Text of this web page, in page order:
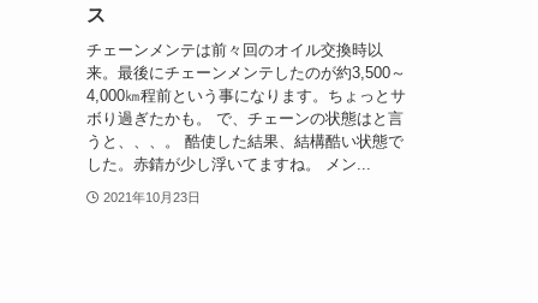
ス
チェーンメンテは前々回のオイル交換時以
来。最後にチェーンメンテしたのが約3,500～
4,000㎞程前という事になります。ちょっとサ
ボり過ぎたかも。 で、チェーンの状態はと言
うと、、、。 酷使した結果、結構酷い状態で
した。赤錆が少し浮いてますね。 メン...
2021年10月23日